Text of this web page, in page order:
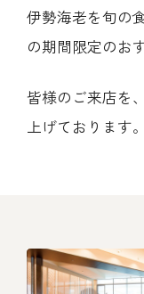
オンライン通販
(造り/焼
弁当宅配・仕出
企業情報
伊勢海老を旬の
の期間限定のお
皆様のご来店を
上げております。